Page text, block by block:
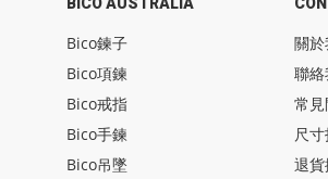
Bico鍊子
Bico項鍊
Bico戒指
Bico手鍊
Bico吊墜
關於
聯絡
常見
尺
退